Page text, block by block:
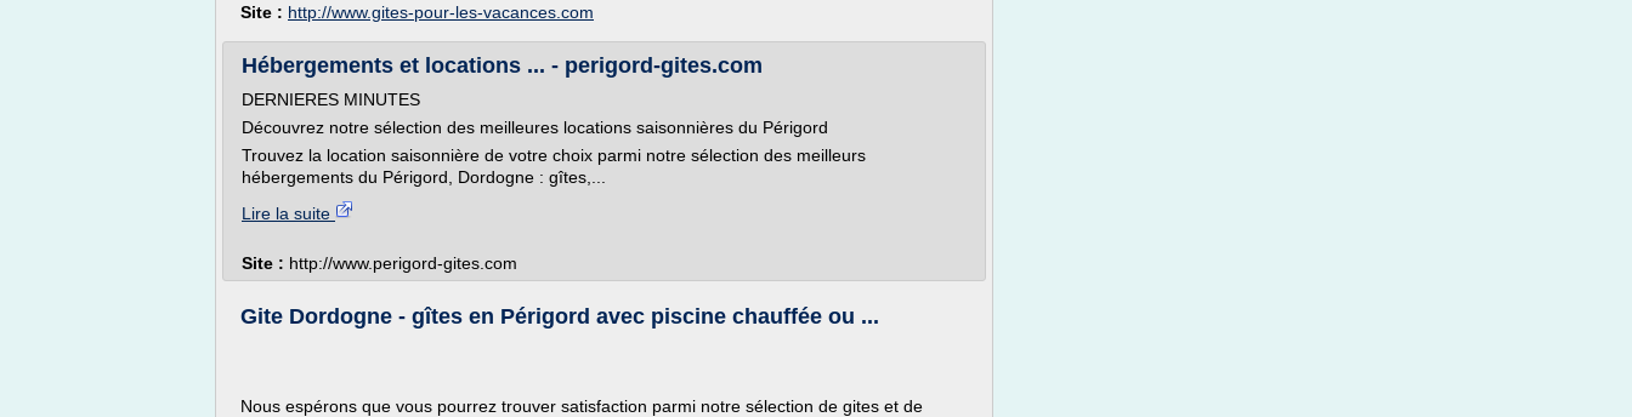
Site : http://www.gites-pour-les-vacances.com
Hébergements et locations ... - perigord-gites.com
DERNIERES MINUTES
Découvrez notre sélection des meilleures locations saisonnières du Périgord
Trouvez la location saisonnière de votre choix parmi notre sélection des meilleurs
hébergements du Périgord, Dordogne : gîtes,...
Lire la suite
Site : http://www.perigord-gites.com
Gite Dordogne - gîtes en Périgord avec piscine chauffée ou ...
Nous espérons que vous pourrez trouver satisfaction parmi notre sélection de gites et de